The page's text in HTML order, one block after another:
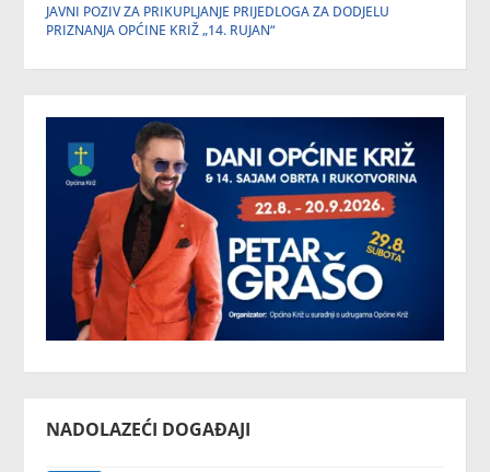
JAVNI POZIV ZA PRIKUPLJANJE PRIJEDLOGA ZA DODJELU
PRIZNANJA OPĆINE KRIŽ „14. RUJAN“
NADOLAZEĆI DOGAĐAJI